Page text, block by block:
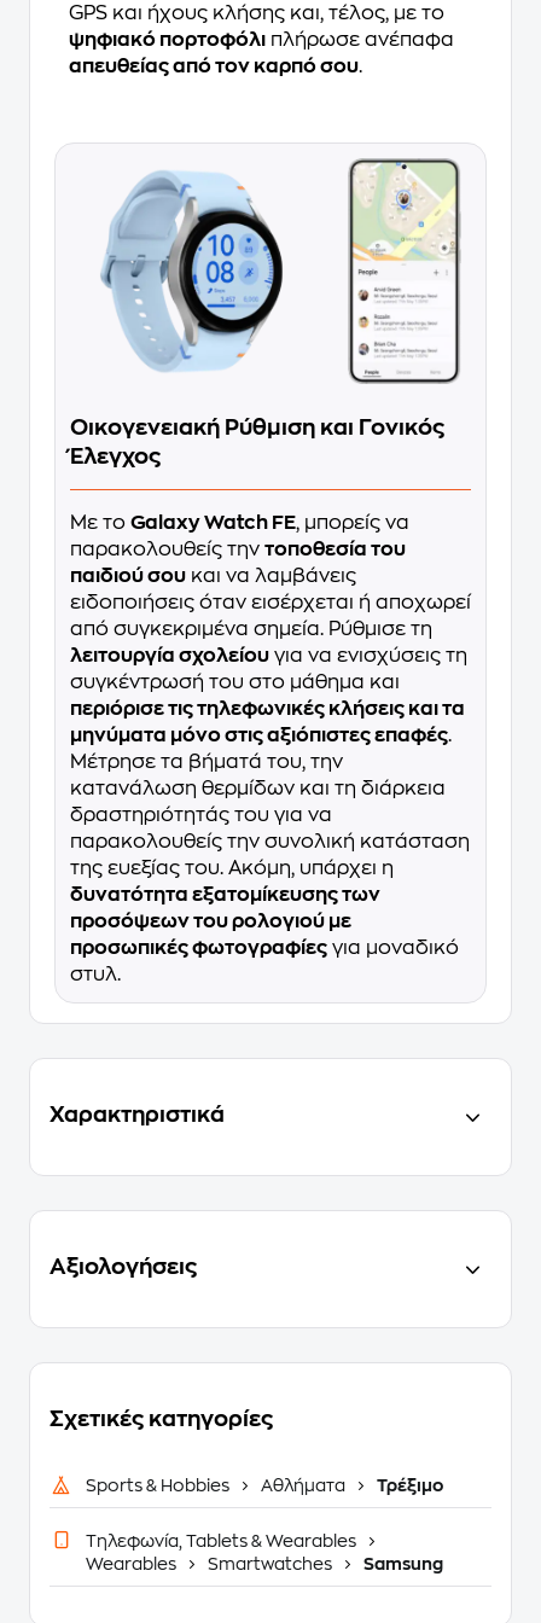
GPS και ήχους κλήσης και, τέλος, με το
ψηφιακό πορτοφόλι πλήρωσε ανέπαφα
απευθείας από τον καρπό σου.
Οικογενειακή Ρύθμιση και Γονικός
Έλεγχος
Με το Galaxy Watch FE, μπορείς να
παρακολουθείς την τοποθεσία του
παιδιού σου και να λαμβάνεις
ειδοποιήσεις όταν εισέρχεται ή αποχωρεί
από συγκεκριμένα σημεία. Ρύθμισε τη
λειτουργία σχολείου για να ενισχύσεις τη
συγκέντρωσή του στο μάθημα και
περιόρισε τις τηλεφωνικές κλήσεις και τα
μηνύματα μόνο στις αξιόπιστες επαφές.
Μέτρησε τα βήματά του, την
κατανάλωση θερμίδων και τη διάρκεια
δραστηριότητάς του για να
παρακολουθείς την συνολική κατάσταση
της ευεξίας του. Ακόμη, υπάρχει η
δυνατότητα εξατομίκευσης των
προσόψεων του ρολογιού με
προσωπικές φωτογραφίες για μοναδικό
στυλ.
Χαρακτηριστικά
Αξιολογήσεις
Σχετικές κατηγορίες
Sports & Hobbies Αθλήματα Τρέξιμο
Τηλεφωνία, Tablets & Wearables
Wearables
Smartwatches Samsung